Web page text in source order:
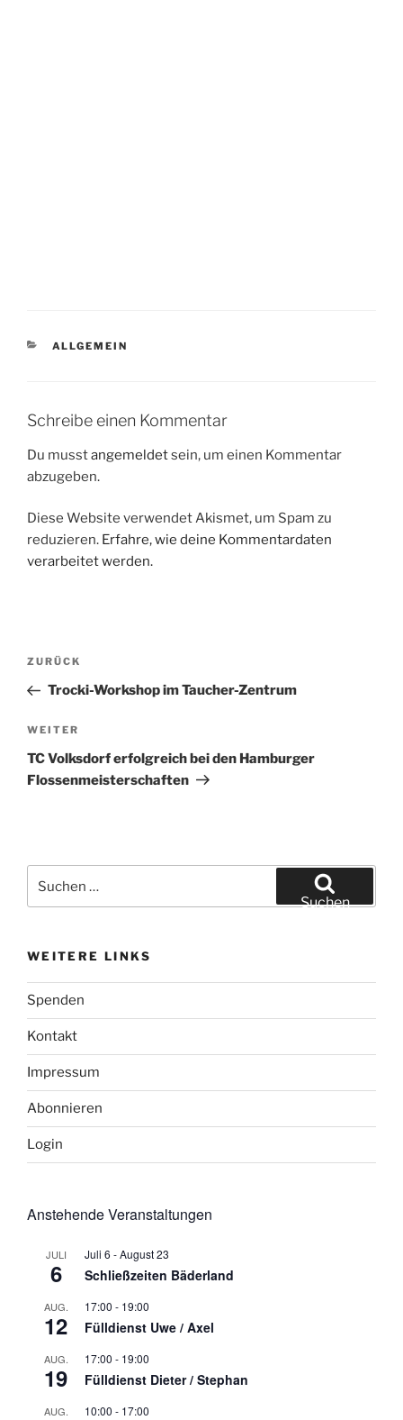
KATEGORIEN
ALLGEMEIN
Schreibe einen Kommentar
Du musstangemeldetsein, um einen Kommentar
abzugeben.
Diese Website verwendet Akismet, um Spam zu
reduzieren. Erfahre, wie deine Kommentardaten
verarbeitet werden.
Beitragsnavigation
Vorheriger
Beitrag
ZURÜCK
Trocki-Workshop im Taucher-Zentrum
Nächster
Beitrag
WEITER
TC Volksdorf erfolgreich bei den Hamburger
Flossenmeisterschaften
nach:
Suchen
WEITERE LINKS
Spenden
Kontakt
Impressum
Abonnieren
Login
Anstehende Veranstaltungen
JULI
6
Juli 6 -August 23
Schließzeiten Bäderland
AUG.
12
17:00 - 19:00
Fülldienst Uwe / Axel
AUG.
19
17:00 - 19:00
Fülldienst Dieter / Stephan
AUG. 10:00 - 17:00